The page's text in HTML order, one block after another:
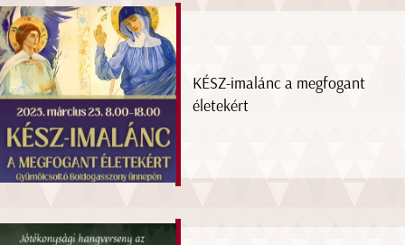
KÉSZ-imalánc a megfogant
életekért